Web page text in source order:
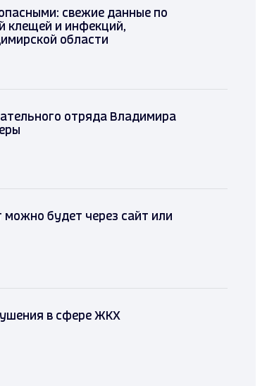
свежие данные по
клещей и инфекций,
области
отряда Владимира
можно будет через сайт или
в сфере ЖКХ